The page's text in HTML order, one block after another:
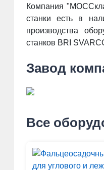
Компания
станки есть в
производства
станков BRI
Завод
Все